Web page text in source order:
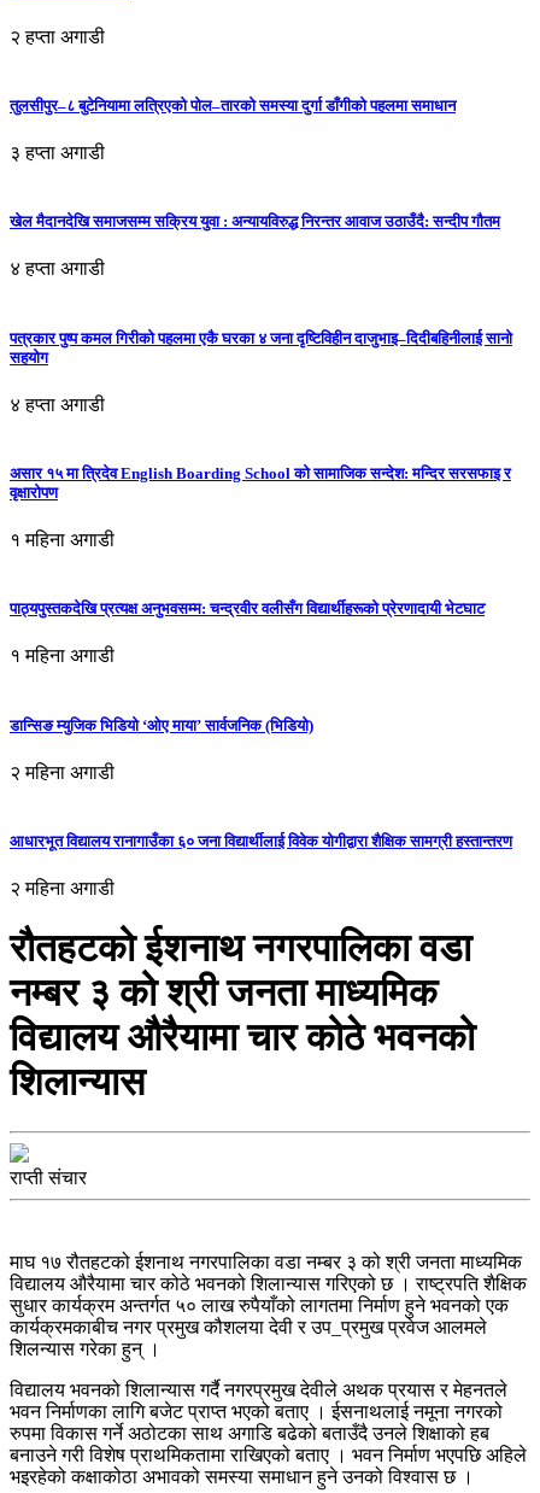
२ हप्ता अगाडी
तुलसीपुर–८ बुटेनियामा लत्रिएको पोल–तारको समस्या दुर्गा डाँगीको पहलमा समाधान
३ हप्ता अगाडी
खेल मैदानदेखि समाजसम्म सक्रिय युवा : अन्यायविरुद्ध निरन्तर आवाज उठाउँदै: सन्दीप गौतम
४ हप्ता अगाडी
पत्रकार पुष्प कमल गिरीको पहलमा एकै घरका ४ जना दृष्टिविहीन दाजुभाइ–दिदीबहिनीलाई सानो
सहयोग
४ हप्ता अगाडी
असार १५ मा त्रिदेव English Boarding School को सामाजिक सन्देश: मन्दिर सरसफाइ र
वृक्षारोपण
१ महिना अगाडी
पाठ्यपुस्तकदेखि प्रत्यक्ष अनुभवसम्म: चन्द्रवीर वलीसँग विद्यार्थीहरूको प्रेरणादायी भेटघाट
१ महिना अगाडी
डान्सिङ म्युजिक भिडियो ‘ओए माया’ सार्वजनिक (भिडियो)
२ महिना अगाडी
आधारभूत विद्यालय रानागाउँका ६० जना विद्यार्थीलाई विवेक योगीद्वारा शैक्षिक सामग्री हस्तान्तरण
२ महिना अगाडी
रौतहटको ईशनाथ नगरपालिका वडा
नम्बर ३ को श्री जनता माध्यमिक
विद्यालय औरैयामा चार कोठे भवनको
शिलान्यास
राप्ती संचार
माघ १७ रौतहटको ईशनाथ नगरपालिका वडा नम्बर ३ को श्री जनता माध्यमिक
विद्यालय औरैयामा चार कोठे भवनको शिलान्यास गरिएको छ । राष्ट्रपति शैक्षिक
सुधार कार्यक्रम अन्तर्गत ५० लाख रुपैयाँको लागतमा निर्माण हुने भवनको एक
कार्यक्रमकाबीच नगर प्रमुख कौशलया देवी र उप_प्रमुख प्रवेज आलमले
शिलन्यास गरेका हुन् ।
विद्यालय भवनको शिलान्यास गर्दै नगरप्रमुख देवीले अथक प्रयास र मेहनतले
भवन निर्माणका लागि बजेट प्राप्त भएको बताए । ईसनाथलाई नमूना नगरको
रुपमा विकास गर्ने अठोटका साथ अगाडि बढेको बताउँदै उनले शिक्षाको हब
बनाउने गरी विशेष प्राथमिकतामा राखिएको बताए । भवन निर्माण भएपछि अहिले
भइरहेको कक्षाकोठा अभावको समस्या समाधान हुने उनको विश्वास छ ।